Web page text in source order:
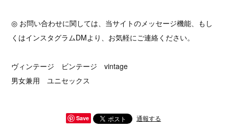
◎ お問い合わせに関しては、当サイトのメッセージ機能、もし
くはインスタグラムDMより、お気軽にご連絡ください。
ヴィンテージ ビンテージ vintage
男女兼用 ユニセックス
Save 通報する